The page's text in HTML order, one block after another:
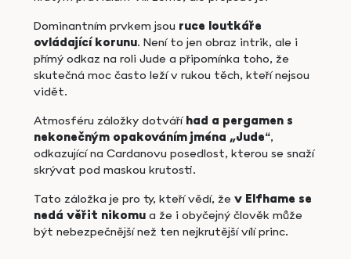
Dominantním prvkem jsou ruce loutkáře
ovládající korunu. Není to jen obraz intrik, ale i
přímý odkaz na roli Jude a připomínka toho, že
skutečná moc často leží v rukou těch, kteří nejsou
vidět.
Atmosféru záložky dotváří had a pergamen s
nekonečným opakováním jména „Jude“,
odkazující na Cardanovu posedlost, kterou se snaží
skrývat pod maskou krutosti.
Tato záložka je pro ty, kteří vědí, žev Elfhame se
nedá věřit nikomu a že i obyčejný člověk může
být nebezpečnější než ten nejkrutější vílí princ.